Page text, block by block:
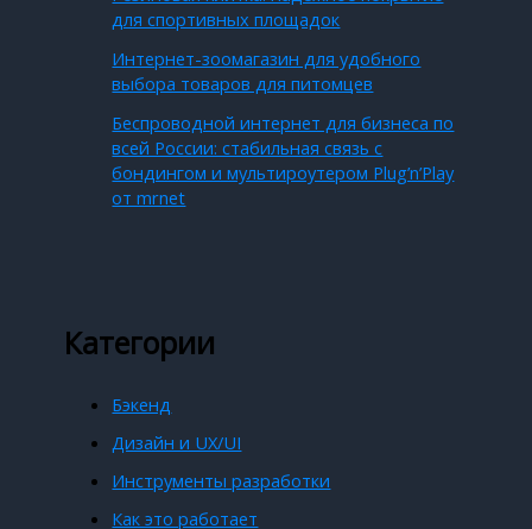
для спортивных площадок
Интернет-зоомагазин для удобного
выбора товаров для питомцев
Беспроводной интернет для бизнеса по
всей России: стабильная связь с
бондингом и мультироутером Plug’n’Play
от mrnet
Категории
Бэкенд
Дизайн и UX/UI
Инструменты разработки
Как это работает